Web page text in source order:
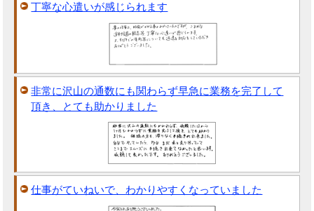
丁寧な心遣いが感じられます
非常に沢山の通数にも関わらず早急に業務を完了して
頂き、とても助かりました
仕事がていねいで、わかりやすくなっていました